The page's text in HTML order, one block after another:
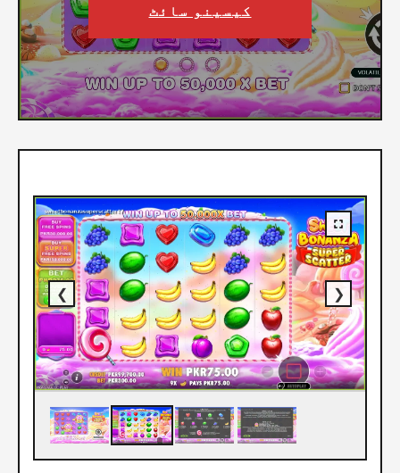
کیسینو سائٹ
❮ ❯